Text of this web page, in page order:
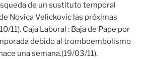
de un sustituto temporal
Novica Velickovic las próximas
11). Caja Laboral : Baja de Pape por
debido al tromboembolismo
una semana.(19/03/11).